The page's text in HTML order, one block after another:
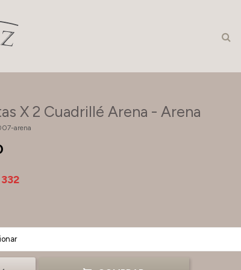
X 2 Cuadrillé Arena - Arena
arena
332